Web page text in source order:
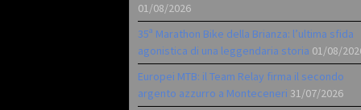
01/08/2026
35ª Marathon Bike della Brianza: l’ultima sfida
agonistica di una leggendaria storia 01/08/
Europei MTB: il Team Relay firma il secondo
argento azzurro a Monteceneri 31/07/2026